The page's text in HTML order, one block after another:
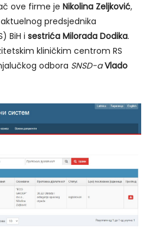
ove firme je Nikolina Zeljković,
predsjednika
BiH i sestrića Milorada Dodika.
kliničkim centrom RS
odbora SNSD-a Vlado